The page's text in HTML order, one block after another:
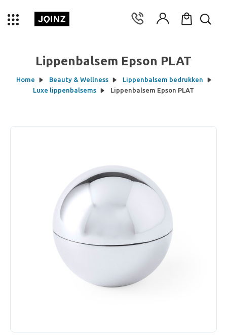
Lippenbalsem Epson PLAT
Home Beauty & Wellness
Lippenbalsem bedrukken
Luxe lippenbalsems
Lippenbalsem Epson PLAT